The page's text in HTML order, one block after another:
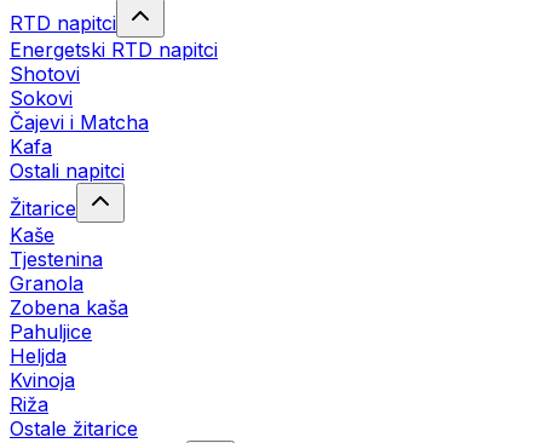
RTD napitci
Energetski RTD napitci
Shotovi
Sokovi
Čajevi i Matcha
Kafa
Ostali napitci
Žitarice
Kaše
Tjestenina
Granola
Zobena kaša
Pahuljice
Heljda
Kvinoja
Riža
Ostale žitarice